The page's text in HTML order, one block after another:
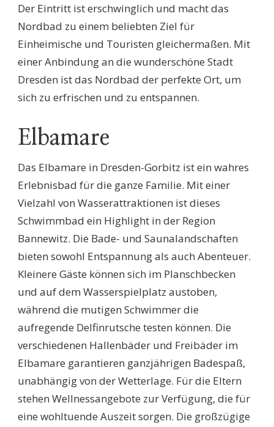
Der Eintritt ist erschwinglich und macht das
Nordbad zu einem beliebten Ziel für
Einheimische und Touristen gleichermaßen. Mit
einer Anbindung an die wunderschöne Stadt
Dresden ist das Nordbad der perfekte Ort, um
sich zu erfrischen und zu entspannen.
Elbamare
Das Elbamare in Dresden-Gorbitz ist ein wahres
Erlebnisbad für die ganze Familie. Mit einer
Vielzahl von Wasserattraktionen ist dieses
Schwimmbad ein Highlight in der Region
Bannewitz. Die Bade- und Saunalandschaften
bieten sowohl Entspannung als auch Abenteuer.
Kleinere Gäste können sich im Planschbecken
und auf dem Wasserspielplatz austoben,
während die mutigen Schwimmer die
aufregende Delfinrutsche testen können. Die
verschiedenen Hallenbäder und Freibäder im
Elbamare garantieren ganzjährigen Badespaß,
unabhängig von der Wetterlage. Für die Eltern
stehen Wellnessangebote zur Verfügung, die für
eine wohltuende Auszeit sorgen. Die großzügige